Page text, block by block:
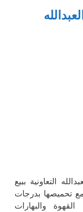
التعاونية ببيع
مع تحميصها بدرجات
والبهارات